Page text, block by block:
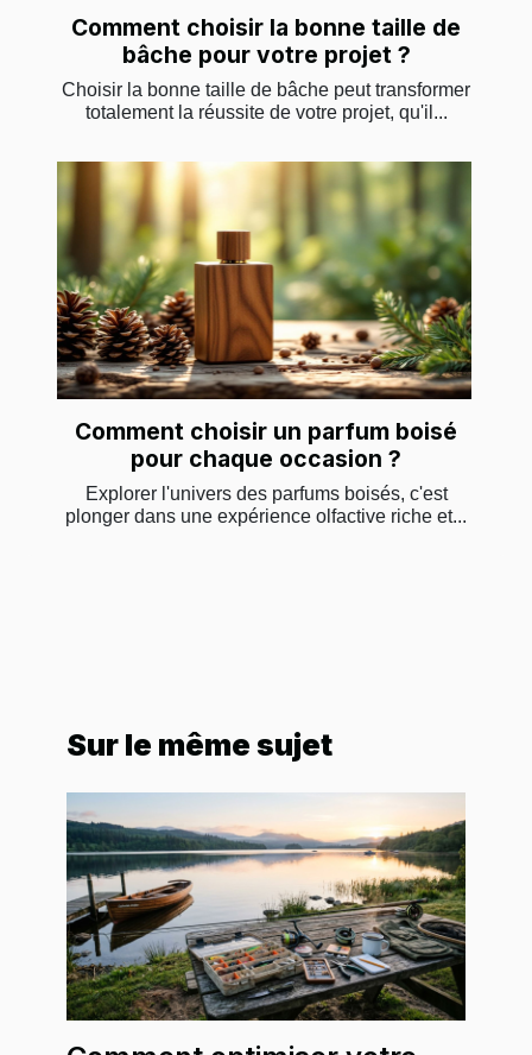
Comment choisir la bonne taille de
bâche pour votre projet ?
Choisir la bonne taille de bâche peut transformer
totalement la réussite de votre projet, qu'il...
Comment choisir un parfum boisé
pour chaque occasion ?
Explorer l'univers des parfums boisés, c'est
plonger dans une expérience olfactive riche et...
Sur le même sujet